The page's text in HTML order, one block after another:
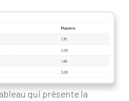
qui présente la